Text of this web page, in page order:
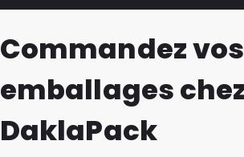
telles que la résistance, la flexibilité
contre l'air, l'humidité et la lumière.
s'applique et comment l'emballage
pendant la production, le
Une barrière contre l'air, l'humidité
elle nécessaire ? Sur cette base,
type de plastique approprié et
film. Cela constitue un point de
Commandez vos
emballages
DaklaPack